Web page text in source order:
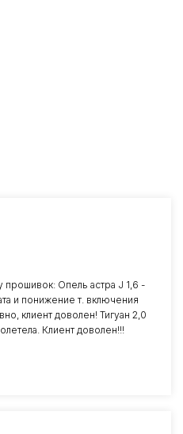
прошивок: Опель астра J 1,6 -
и понижение т. включения
клиент доволен! Тигуан 2,0
Клиент доволен!!!